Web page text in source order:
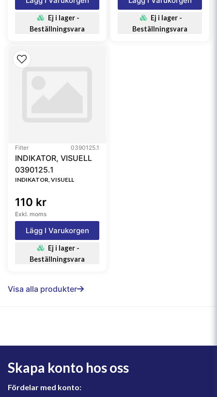
Ej i lager -
Beställningsvara
Ej i lager -
Beställningsvara
Filter 0390125.1
INDIKATOR, VISUELL
0390125.1
INDIKATOR, VISUELL
110 kr
Exkl. moms
Lägg I Varukorgen
Ej i lager -
Beställningsvara
Visa alla produkter
Skapa konto hos oss
Fördelar med konto: